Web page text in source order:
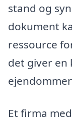
stand og
dokument
ressource
det giver en
Et firma